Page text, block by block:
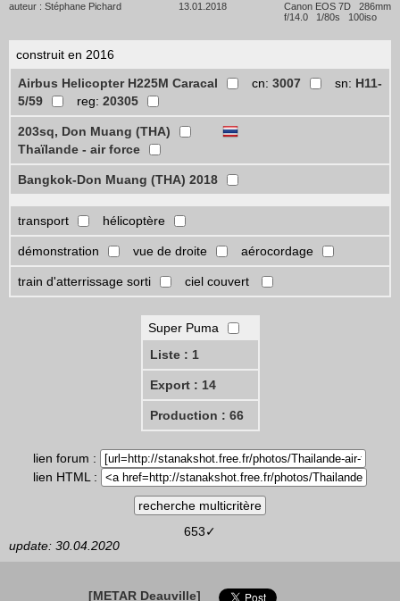
auteur : Stéphane Pichard 13.01.2018
Canon EOS 7D 286mm
f/14.0 1/80s 100iso
construit en 2016
Airbus Helicopter H225M Caracal
cn: 3007 sn: H11-
5/59
reg: 20305
203sq, Don Muang (THA)
Thaïlande - air force
Bangkok-Don Muang (THA) 2018
transport hélicoptère
démonstration vue de droite aérocordage
train d'atterrissage sorti ciel couvert
Super Puma
Liste : 1
Export : 14
Production : 66
lien forum :
lien HTML :
653✓
update: 30.04.2020
[METAR Deauville]